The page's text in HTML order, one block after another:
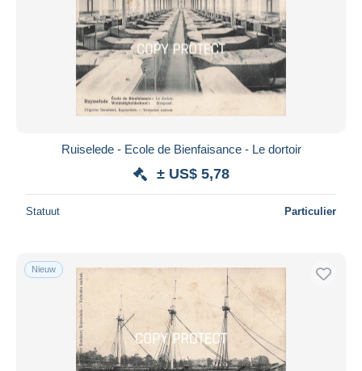
Ruiselede - Ecole de Bienfaisance - Le dortoir
± US$ 5,78
Statuut Particulier
Nieuw